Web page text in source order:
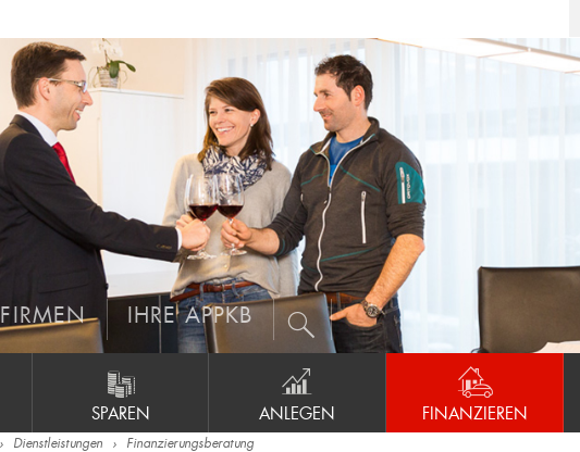
SPAREN ANLEGEN FINANZIEREN
FIRMEN IHRE APPKB
Dienstleistungen Finanzierungsberatung